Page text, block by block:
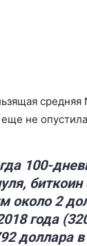
не
100-
около 2
года
доллара